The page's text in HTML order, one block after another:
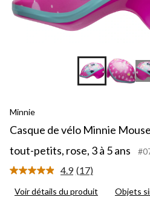
Minnie
Casque de vélo Minnie
tout-petits, rose, 3 à 5 ans
4.9 Lire
17
(17)
Voir détails du produit Objets